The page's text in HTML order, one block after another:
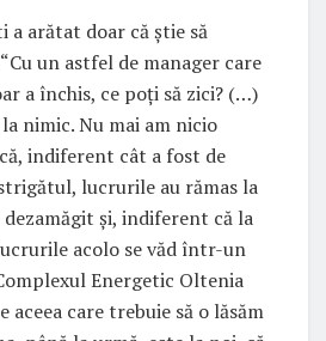
a arătat doar că știe să
un astfel de manager care
a închis, ce poți să zici? (…)
nimic. Nu mai am nicio
indiferent cât a fost de
lucrurile au rămas la
și, indiferent că la
acolo se văd într-un
Energetic Oltenia
aceea care trebuie să o lăsăm